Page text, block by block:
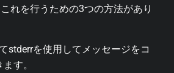
れを行うための3つの方法があり
stderrを使用してメッセージをコ
す。